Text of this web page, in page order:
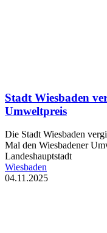
Stadt Wiesbaden
Umweltpreis
Die Stadt Wiesbaden
Mal den Wiesbadener
Landeshauptstadt
Wiesbaden
04.11.2025